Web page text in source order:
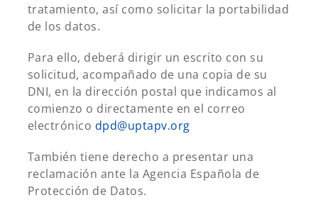
tratamiento, así como solicitar la portabilidad
de los datos.
Para ello, deberá dirigir un escrito con su
solicitud, acompañado de una copia de su
DNI, en la dirección postal que indicamos al
comienzo o directamente en el correo
electrónico dpd@uptapv.org
También tiene derecho a presentar una
reclamación ante la Agencia Española de
Protección de Datos.